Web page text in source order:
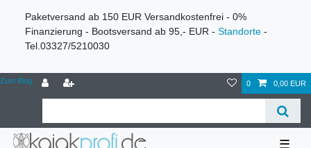
Paketversand ab 150 EUR Versandkostenfrei - 0%
Finanzierung - Bootsversand ab 95,- EUR - Standorte -
Tel.03327/5210030
Zum Blog 0 0,00 EUR
☰